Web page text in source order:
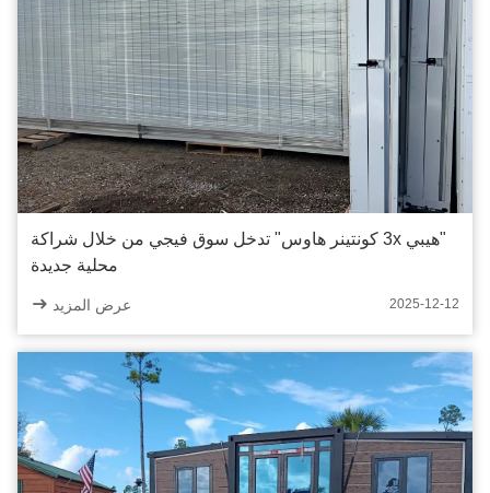
"هيبي 3x كونتينر هاوس" تدخل سوق فيجي من خلال شراكة
محلية جديدة
2025-12-12 عرض المزيد